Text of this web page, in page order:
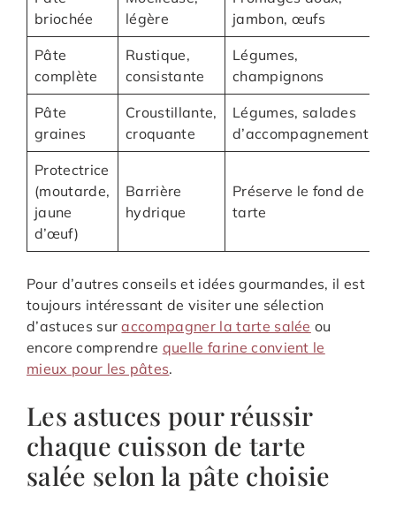
briochée
légère
jambon, œufs
Pâte
complète
Rustique,
consistante
Légumes,
champignons
Pâte
graines
Croustillante,
croquante
Légumes, salades
d’accompagnement
Protectrice
(moutarde,
jaune
d’œuf)
Barrière
hydrique
Préserve le fond de
tarte
Pour d’autres conseils et idées gourmandes, il est
toujours intéressant de visiter une sélection
d’astuces suraccompagner la tarte salée ou
encore comprendre quelle farine convient le
mieux pour les pâtes.
Les astuces pour réussir
chaque cuisson de tarte
salée selon la pâte choisie